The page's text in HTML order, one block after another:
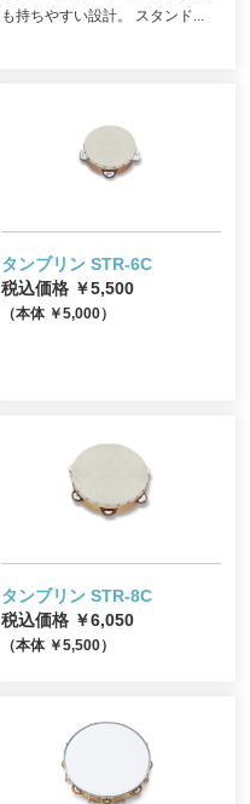
も持ちやすい設計。 スタンド...
タンブリン STR-6C
税込価格 ￥5,500
（本体 ￥5,000）
タンブリン STR-8C
税込価格 ￥6,050
（本体 ￥5,500）